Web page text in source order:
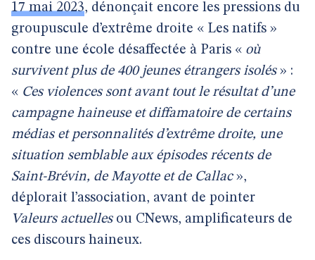
17 mai 2023, dénonçait encore les pressions du
groupuscule d’extrême droite « Les natifs »
contre une école désaffectée à Paris « où
survivent plus de 400 jeunes étrangers isolés» :
« Ces violences sont avant tout le résultat d’une
campagne haineuse et diffamatoire de certains
médias et personnalités d’extrême droite, une
situation semblable aux épisodes récents de
Saint-Brévin, de Mayotte et de Callac»,
déplorait l’association, avant de pointer
Valeurs actuellesou CNews, amplificateurs de
ces discours haineux.